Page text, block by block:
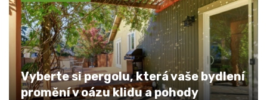
Vyberte si pergolu, která vaše bydlení
promění v oázu klidu a pohody